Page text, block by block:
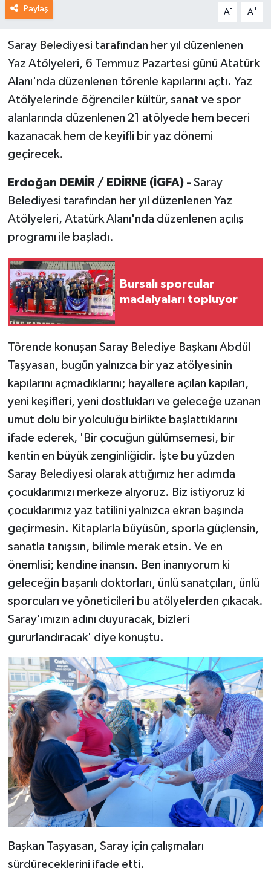
Paylaş A- A+
Saray Belediyesi tarafından her yıl düzenlenen
Yaz Atölyeleri, 6 Temmuz Pazartesi günü Atatürk
Alanı'nda düzenlenen törenle kapılarını açtı. Yaz
Atölyelerinde öğrenciler kültür, sanat ve spor
alanlarında düzenlenen 21 atölyede hem beceri
kazanacak hem de keyifli bir yaz dönemi
geçirecek.
Erdoğan DEMİR / EDİRNE (İGFA) - Saray
Belediyesi tarafından her yıl düzenlenen Yaz
Atölyeleri, Atatürk Alanı'nda düzenlenen açılış
programı ile başladı.
Bursalı sporcular
madalyaları topluyor
Törende konuşan Saray Belediye Başkanı Abdül
Taşyasan, bugün yalnızca bir yaz atölyesinin
kapılarını açmadıklarını; hayallere açılan kapıları,
yeni keşifleri, yeni dostlukları ve geleceğe uzanan
umut dolu bir yolculuğu birlikte başlattıklarını
ifade ederek, 'Bir çocuğun gülümsemesi, bir
kentin en büyük zenginliğidir. İşte bu yüzden
Saray Belediyesi olarak attığımız her adımda
çocuklarımızı merkeze alıyoruz. Biz istiyoruz ki
çocuklarımız yaz tatilini yalnızca ekran başında
geçirmesin. Kitaplarla büyüsün, sporla güçlensin,
sanatla tanışsın, bilimle merak etsin. Ve en
önemlisi; kendine inansın. Ben inanıyorum ki
geleceğin başarılı doktorları, ünlü sanatçıları, ünlü
sporcuları ve yöneticileri bu atölyelerden çıkacak.
Saray'ımızın adını duyuracak, bizleri
gururlandıracak' diye konuştu.
Başkan Taşyasan, Saray için çalışmaları
sürdüreceklerini ifade etti.